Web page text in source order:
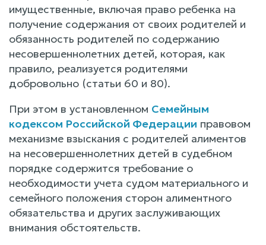
имущественные, включая право ребенка на
получение содержания от своих родителей и
обязанность родителей по содержанию
несовершеннолетних детей, которая, как
правило, реализуется родителями
добровольно (статьи 60 и 80).
При этом в установленном Семейным
кодексом Российской Федерации правовом
механизме взыскания с родителей алиментов
на несовершеннолетних детей в судебном
порядке содержится требование о
необходимости учета судом материального и
семейного положения сторон алиментного
обязательства и других заслуживающих
внимания обстоятельств.